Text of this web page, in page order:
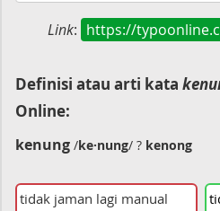
Link: https://
Definisi atau arti kata
Online:
kenung /ke·nung/ ? kenong